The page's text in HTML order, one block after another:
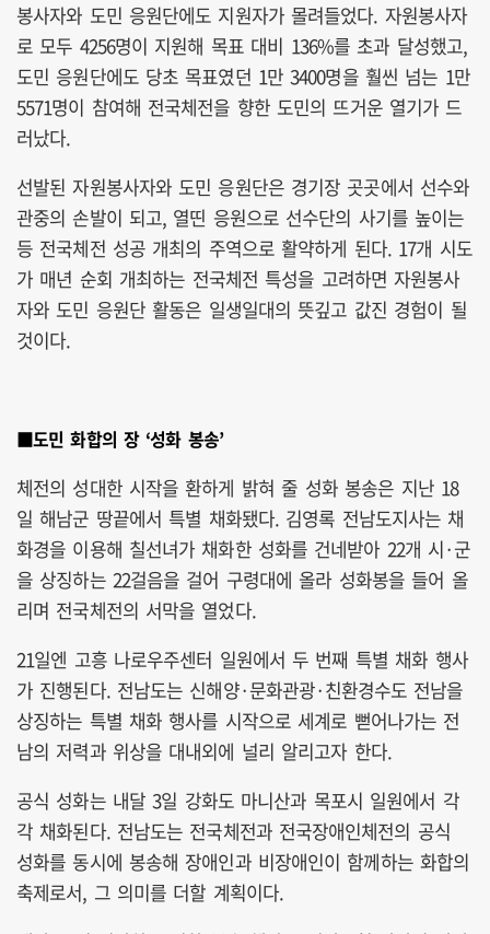
봉사자와 도민 응원단에도 지원자가 몰려들었다. 자원봉사자
로 모두 4256명이 지원해 목표 대비 136%를 초과 달성했고,
도민 응원단에도 당초 목표였던 1만 3400명을 훨씬 넘는 1만
5571명이 참여해 전국체전을 향한 도민의 뜨거운 열기가 드
러났다.
선발된 자원봉사자와 도민 응원단은 경기장 곳곳에서 선수와
관중의 손발이 되고, 열띤 응원으로 선수단의 사기를 높이는
등 전국체전 성공 개최의 주역으로 활약하게 된다. 17개 시도
가 매년 순회 개최하는 전국체전 특성을 고려하면 자원봉사
자와 도민 응원단 활동은 일생일대의 뜻깊고 값진 경험이 될
것이다.
■도민 화합의 장 ‘성화 봉송’
체전의 성대한 시작을 환하게 밝혀 줄 성화 봉송은 지난 18
일 해남군 땅끝에서 특별 채화됐다. 김영록 전남도지사는 채
화경을 이용해 칠선녀가 채화한 성화를 건네받아 22개 시·군
을 상징하는 22걸음을 걸어 구령대에 올라 성화봉을 들어 올
리며 전국체전의 서막을 열었다.
21일엔 고흥 나로우주센터 일원에서 두 번째 특별 채화 행사
가 진행된다. 전남도는 신해양·문화관광·친환경수도 전남을
상징하는 특별 채화 행사를 시작으로 세계로 뻗어나가는 전
남의 저력과 위상을 대내외에 널리 알리고자 한다.
공식 성화는 내달 3일 강화도 마니산과 목포시 일원에서 각
각 채화된다. 전남도는 전국체전과 전국장애인체전의 공식
성화를 동시에 봉송해 장애인과 비장애인이 함께하는 화합의
축제로서, 그 의미를 더할 계획이다.